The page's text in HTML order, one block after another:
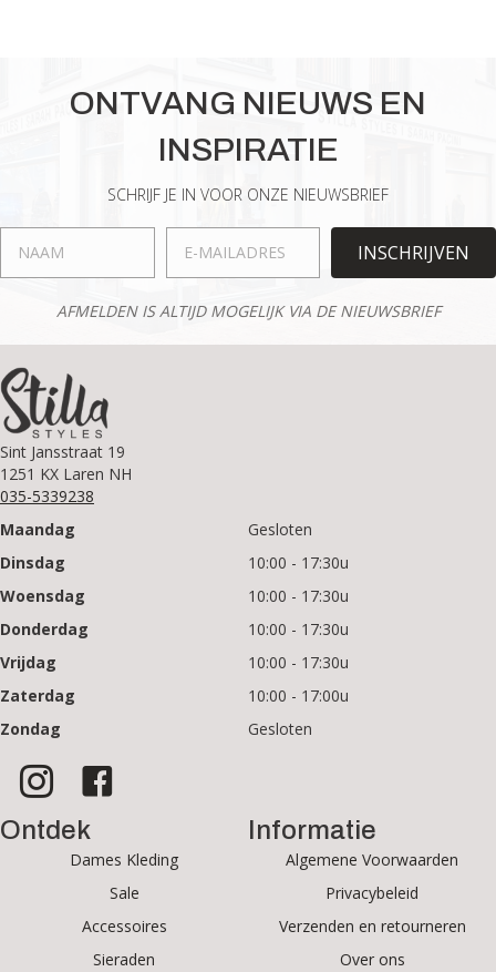
ONTVANG NIEUWS EN
INSPIRATIE
SCHRIJF JE IN VOOR ONZE NIEUWSBRIEF
INSCHRIJVEN
AFMELDEN IS ALTIJD MOGELIJK VIA DE NIEUWSBRIEF
Sint Jansstraat 19
1251 KX Laren NH
035-5339238
Maandag
Gesloten
Dinsdag
10:00 - 17:30u
Woensdag
10:00 - 17:30u
Donderdag
10:00 - 17:30u
Vrijdag
10:00 - 17:30u
Zaterdag
10:00 - 17:00u
Zondag
Gesloten
Ontdek
Dames Kleding
Sale
Accessoires
Sieraden
Informatie
Algemene Voorwaarden
Privacybeleid
Verzenden en retourneren
Over ons